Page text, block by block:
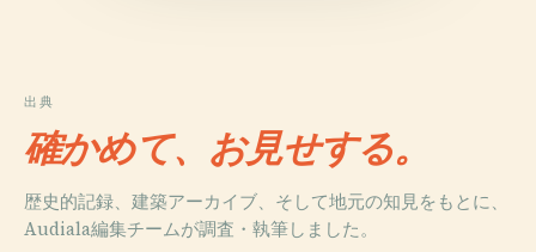
出典
確かめて、お見せする。
歴史的記録、建築アーカイブ、そして地元の知見をもとに、
Audiala編集チームが調査・執筆しました。